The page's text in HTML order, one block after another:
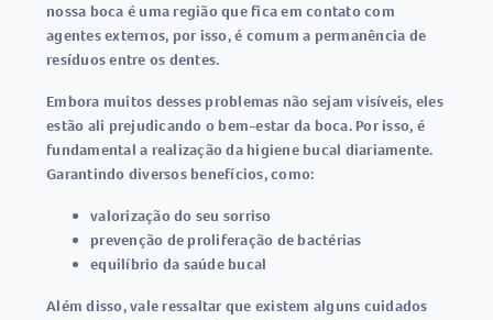
nossa boca é uma região que fica em contato com
agentes externos, por isso, é comum a permanência de
resíduos entre os dentes.
Embora muitos desses problemas não sejam visíveis, eles
estão ali prejudicando o bem-estar da boca. Por isso, é
fundamental a realização da higiene bucal diariamente.
Garantindo diversos benefícios, como:
valorização do seu sorriso
prevenção de proliferação de bactérias
equilíbrio da saúde bucal
Além disso, vale ressaltar que existem alguns cuidados